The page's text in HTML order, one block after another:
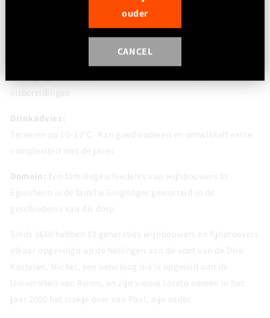
visbereidingen
Drinkadvies:
Serveren op 10–12°C. Kan goed ouderen en ontwikkelt extra
complexiteit met de jaren
Domein: Een familiegeschiedenis van wijnbouwers In
Eguisheim is de familie Ginglinger geworteld in de
geschiedenis van dit dorp.
Sinds 1610 hebben 13 generaties wijnbouwers en fijnproevers
elkaar opgevolgd op de hellingen aan de voet van de Drie
Kastelen. Michel, een oenoloog die is opgeleid aan de
Universiteit van Reims, en zijn vrouw Loreto namen in het
jaar 2000 het stokje over van Paul, zijn vader.
ouder
CANCEL